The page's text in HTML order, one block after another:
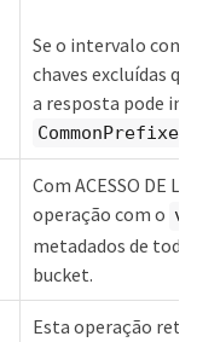
Se o intervalo
chaves excluídas
a resposta pode
CommonPrefixes
Com ACESSO DE
operação com o
metadados de
bucket.
Esta operação